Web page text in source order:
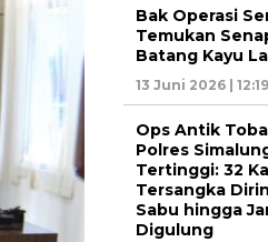
Bak Operasi
Temukan
Batang Kayu
13 Juni 2026 |
Ops Antik
Polres
Tertinggi: 32
Tersangka
Sabu hingga
Digulung